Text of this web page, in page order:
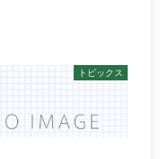
トピックス